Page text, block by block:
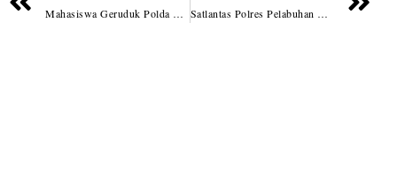
Mahasiswa Geruduk Polda Sumut, Desak Kapolda Copot Kapolres Madina Satlantas Polres Pelabuhan Belawan Gelar Sosialisasi Kamseltibcar Lantas di Dermaga Bandar Deli